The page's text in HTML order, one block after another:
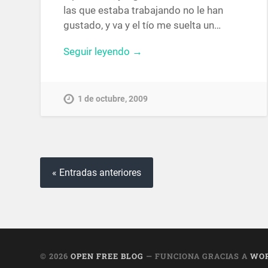
las que estaba trabajando no le han
gustado, y va y el tío me suelta un…
Seguir leyendo →
1 de octubre, 2009
« Entradas anteriores
© 2026OPEN FREE BLOG — FUNCIONA GRACIAS A